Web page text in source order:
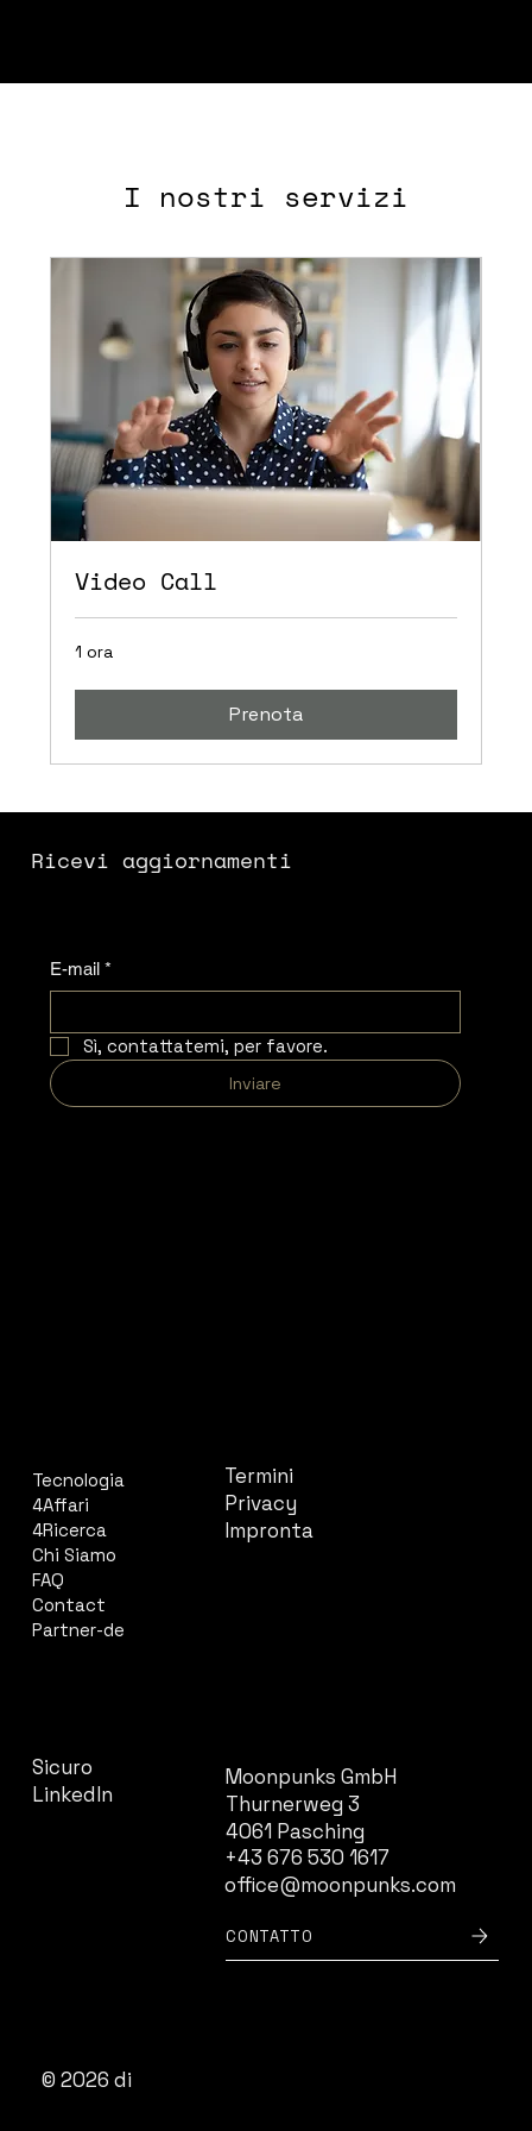
I nostri servizi
Video Call
1 ora
Prenota
Ricevi aggiornamenti
E-mail *
Sì, contattatemi, per favore.
Inviare
Tecnologia
4Affari
4Ricerca
Chi Siamo
FAQ
Contact
Partner-de
Termini
Privacy
Impronta
Sicuro
LinkedIn
Moonpunks GmbH
Thurnerweg 3
4061 Pasching
+43 676 530 1617
office@moonpunks.com
CONTATTO
© 2026 di